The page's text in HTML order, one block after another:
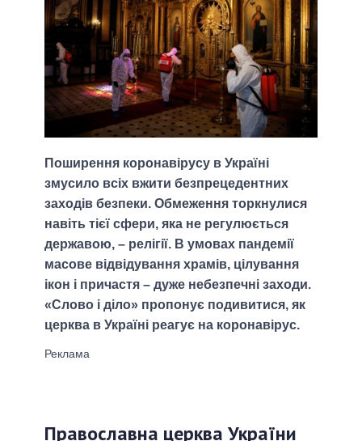
Поширення коронавірусу в Україні
змусило всіх вжити безпрецедентних
заходів безпеки. Обмеження торкнулися
навіть тієї сфери, яка не регулюється
державою, – релігії. В умовах пандемії
масове відвідування храмів, цілування
ікон і причастя – дуже небезпечні заходи.
«Слово і діло» пропонує подивитися, як
церква в Україні реагує на коронавірус.
Православна церква України